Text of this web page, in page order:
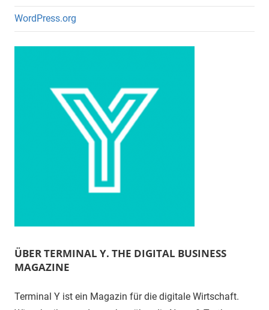
WordPress.org
ÜBER TERMINAL Y. THE DIGITAL BUSINESS
MAGAZINE
Terminal Y ist ein Magazin für die digitale Wirtschaft.